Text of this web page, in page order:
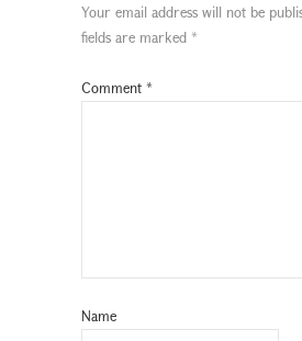
Your email address will not be
fields are marked *
Comment *
Name